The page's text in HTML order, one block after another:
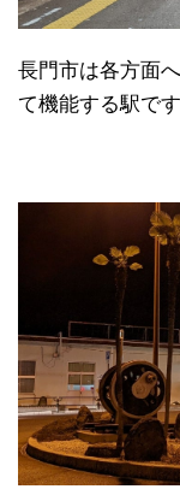
長門市は各方面
て機能する駅です